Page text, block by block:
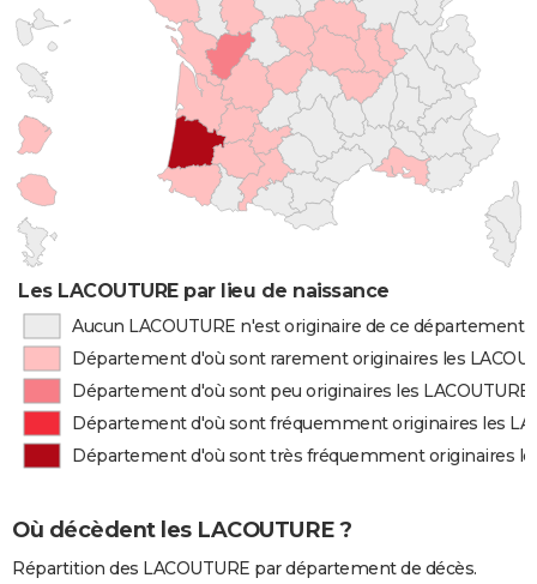
Les LACOUTURE par lieu de naissance
Aucun LACOUTURE n'est originaire de ce département
Département d'où sont rarement originaires les
Département d'où sont peu originaires les LACOUTURE
Département d'où sont fréquemment originaires les
Département d'où sont très fréquemment originaires
Où décèdent les LACOUTURE ?
Répartition des LACOUTURE par département de décès.